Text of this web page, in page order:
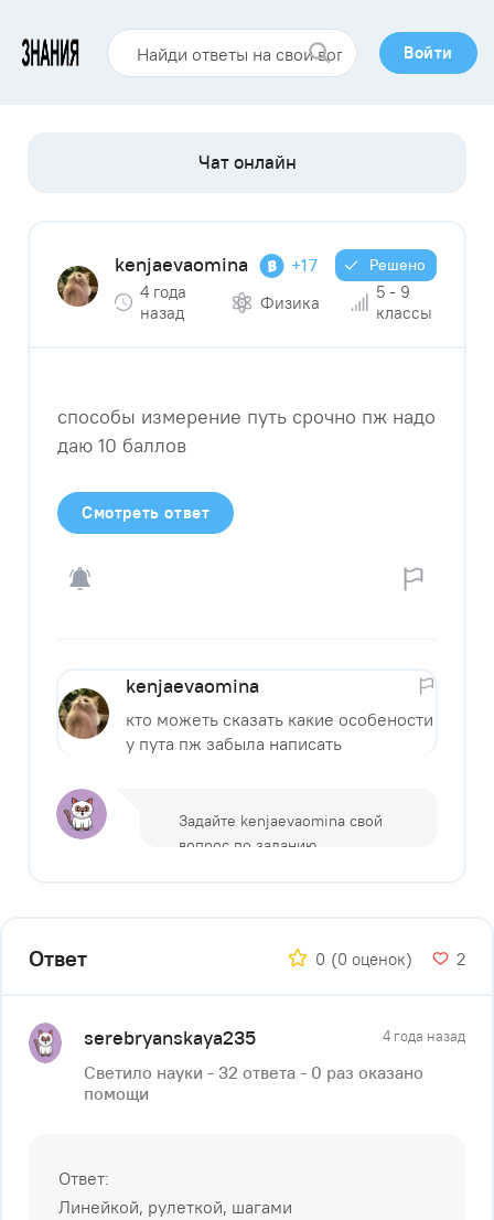
Войти
kenjaevaomina +17 Решено
4 года
назад
Физика
5 - 9
классы
способы измерение путь срочно пж надо
даю 10 баллов​
Смотреть ответ
kenjaevaomina
кто можеть сказать какие особености
у пута пж забыла написать
Ответ 0 (0 оценок) 2
serebryanskaya235 4 года назад
Светило науки - 32 ответа - 0 раз оказано
помощи
Ответ:
Линейкой, рулеткой, шагами